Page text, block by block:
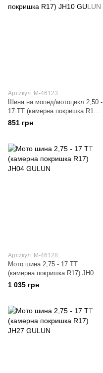
Артикул: M-46123
Шина на мопед/мотоцикл 2,50 -
17 TT (камерна покришка R17)
JH10 GULUN
851 грн
Артикул: M-46128
Мото шина 2,75 - 17 TT
(камерна покришка R17) JH04
GULUN
1 035 грн